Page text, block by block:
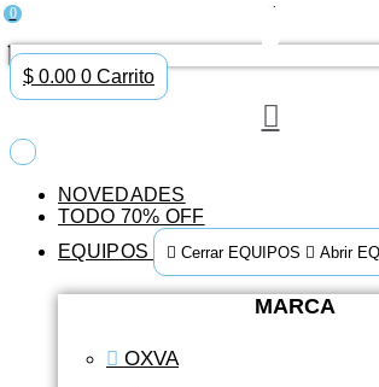
0
$ 0.00 0 Carrito
NOVEDADES
TODO 70% OFF
EQUIPOS
Cerrar EQUIPOS Abrir
MARCA
OXVA